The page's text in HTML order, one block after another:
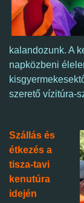
kalandozunk. A
napközbeni
szerető vízitúra-
Szállás és
étkezés a
tisza-tavi
kenutúra
idején